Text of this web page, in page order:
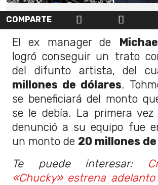
COMPARTE
El ex manager de
logró conseguir un trato
del difunto artista, del
millones de dólares.
se beneficiará del monto
se le debía. La primera vez
denunció a su equipo fue
un monto de 20 millones
Te puede interesar:
«Chucky» estrena